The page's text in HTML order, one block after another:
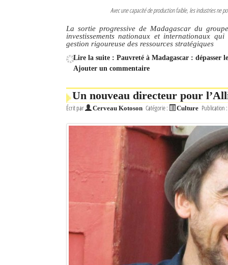
Avec une capacité de production faible, les industries ne
La sortie progressive de Madagascar du
investissements nationaux et internationaux
gestion rigoureuse des ressources stratégiques
Lire la suite : Pauvreté à Madagascar : dépasser
Ajouter un commentaire
Un nouveau directeur pour
Écrit par Cerveau Kotoson Catégorie : Culture Publication :